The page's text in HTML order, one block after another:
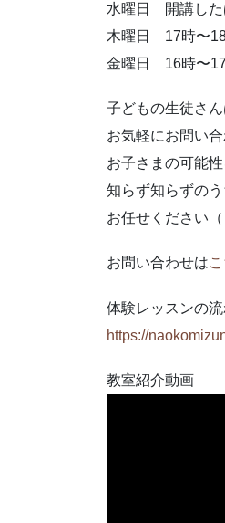
水曜日 開講した
木曜日 17時〜
金曜日 16時〜17
子どもの生徒さ
お気軽にお問い合
お子さまの可能性
知らず知らずの
お任せください（
お問い合わせは
体験レッスンの
https://
教室紹介動画